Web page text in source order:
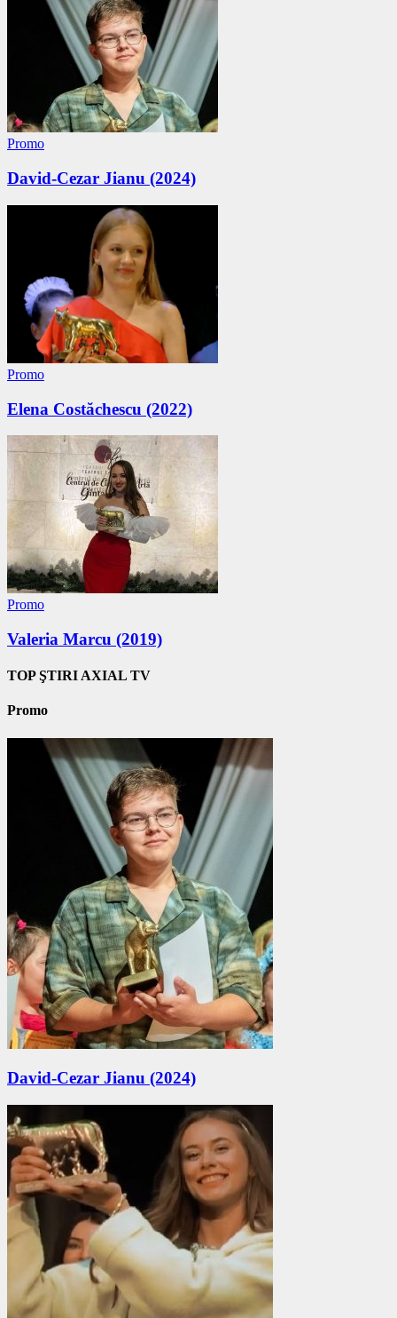
Promo
David-Cezar Jianu (2024)
Promo
Elena Costăchescu (2022)
Promo
Valeria Marcu (2019)
TOP ŞTIRI AXIAL TV
Promo
David-Cezar Jianu (2024)